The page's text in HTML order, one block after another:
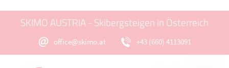
SKIMO AUSTRIA - Skibergsteigen in Österreich
office@skimo.at +43 (660) 4113091